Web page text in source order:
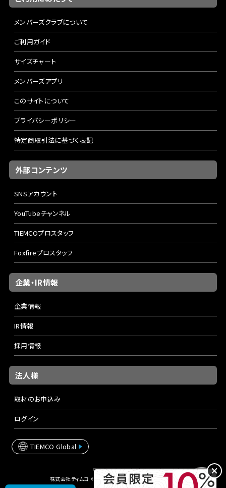
メンバーズクラブについて
ご利用ガイド
サイズチャート
メンバーズアプリ
このサイトについて
プライバシーポリシー
特定商取引法に基づく表記
外部コンテンツ
SNSアカウント
YouTubeチャンネル
TIEMCOプロスタッフ
Foxfireプロスタッフ
企業・IR情報
企業情報
IR情報
採用情報
法人様
取材のお申込み
ログイン
TIEMCO Global
株式会社ティムコ © TIEMCO Ltd. All rights reserved.